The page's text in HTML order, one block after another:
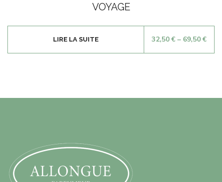
sur
5
VOYAGE
32,50€ – 69,50€
LIRE LA SUITE